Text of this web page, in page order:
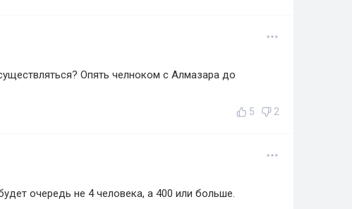
Опять челноком с Алмазара до
5 2
очередь не 4 человека, а 400 или больше.